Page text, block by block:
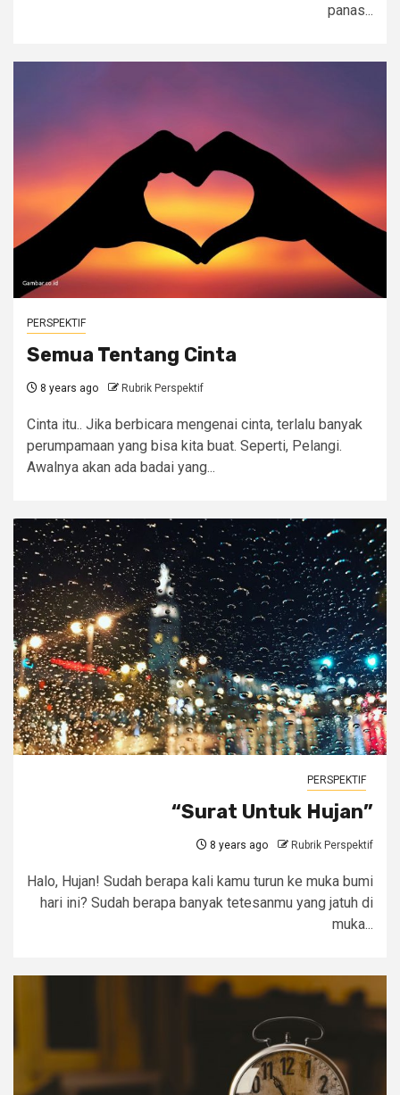
panas...
PERSPEKTIF
Semua Tentang Cinta
8 years ago Rubrik Perspektif
Cinta itu.. Jika berbicara mengenai cinta, terlalu banyak
perumpamaan yang bisa kita buat. Seperti, Pelangi.
Awalnya akan ada badai yang...
PERSPEKTIF
“Surat Untuk Hujan”
8 years ago Rubrik Perspektif
Halo, Hujan! Sudah berapa kali kamu turun ke muka bumi
hari ini? Sudah berapa banyak tetesanmu yang jatuh di
muka...